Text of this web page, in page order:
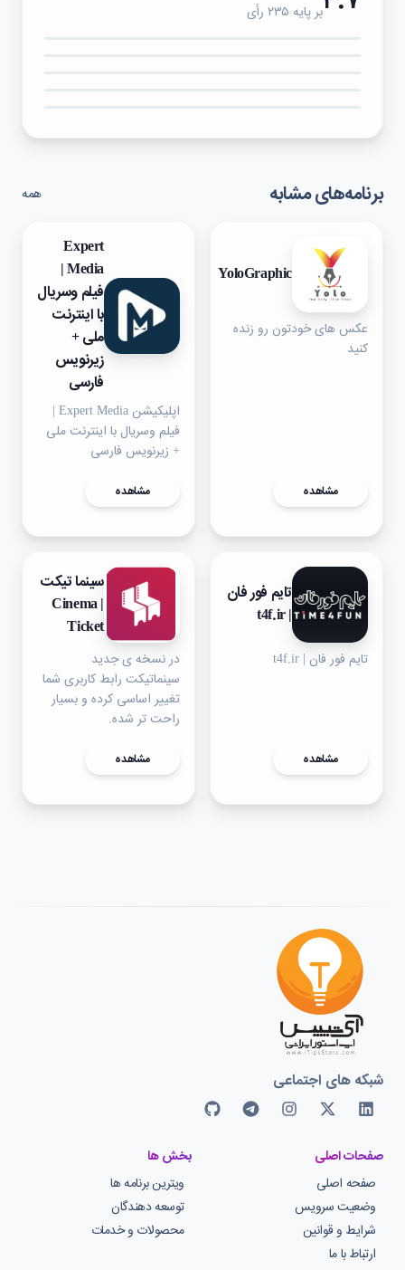
بر پایه ۲۳۵ رأی
برنامه‌های مشابه همه
YoloGraphic
عکس های خودتون رو زنده
کنید
مشاهده
Expert
Media |
فیلم وسریال
با اینترنت
ملی +
زیرنویس
فارسی
اپلیکیشن Expert Media |
فیلم وسریال با اینترنت ملی
+ زیرنویس فارسی
مشاهده
تایم‌ فور فان
| t4f.ir
تایم‌ فور فان | t4f.ir
مشاهده
سینما تیکت
| Cinema
Ticket
در نسخه ی جدید
سینماتیکت رابط کاربری شما
تغییر اساسی کرده و بسیار
راحت تر شده.
مشاهده
شبکه های اجتماعی
صفحات اصلی
صفحه اصلی
وضعیت سرویس
شرایط و قوانین
ارتباط با ما
بخش ها
ویترین برنامه ها
توسعه دهندگان
محصولات و خدمات